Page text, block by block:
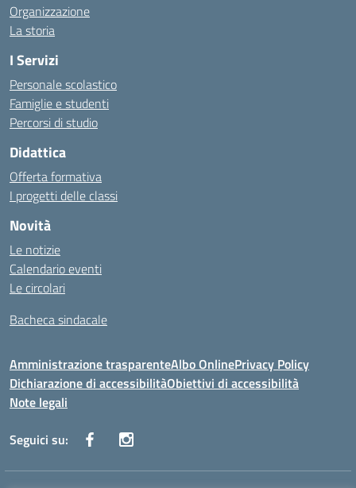
Organizzazione
La storia
I Servizi
Personale scolastico
Famiglie e studenti
Percorsi di studio
Didattica
Offerta formativa
I progetti delle classi
Novità
Le notizie
Calendario eventi
Le circolari
Bacheca sindacale
Amministrazione trasparenteAlbo OnlinePrivacy Policy
Dichiarazione di accessibilitàObiettivi di accessibilità
Note legali
Seguici su: